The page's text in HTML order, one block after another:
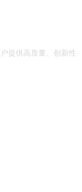
提供高质量、创新性